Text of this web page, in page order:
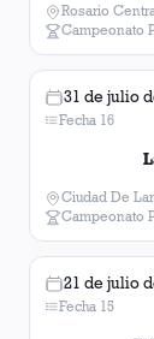
Rosario
Campeonato
31 de julio
Fecha 16
Ciudad De
Campeonato
21 de julio
Fecha 15